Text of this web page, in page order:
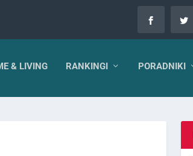
& LIVING RANKINGI PORADNIKI